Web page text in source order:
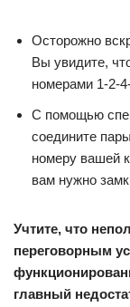
Осторожно
Вы увидите,
номерами 1-2-
С помощью
соедините
номеру вашей
вам нужно
Учтите, что
переговорным
главный